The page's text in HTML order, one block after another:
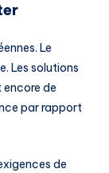
Le
Les solutions
encore de
par rapport
de